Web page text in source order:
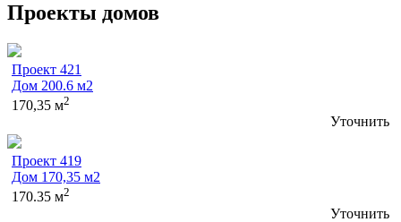
Проекты домов
Проект 421
Дом 200.6 м2
170,35 м2
Уточнить
Проект 419
Дом 170,35 м2
170.35 м2
Уточнить